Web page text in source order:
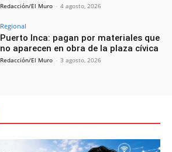
Redacción/El Muro - 4 agosto, 2026
Regional
Puerto Inca: pagan por materiales que
no aparecen en obra de la plaza cívica
Redacción/El Muro - 3 agosto, 2026